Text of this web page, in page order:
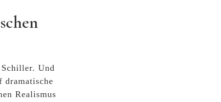
Und
dramatische
Realismus